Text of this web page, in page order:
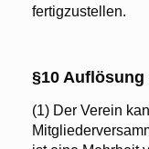
fertigzustellen.
§10 Auflösung
(1) Der Verein